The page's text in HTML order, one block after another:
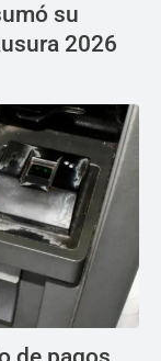
su
2026